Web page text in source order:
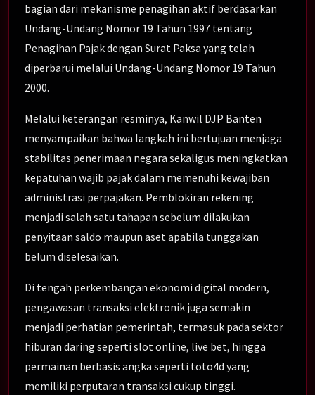
bagian dari mekanisme penagihan aktif berdasarkan
Undang-Undang Nomor 19 Tahun 1997 tentang
Penagihan Pajak dengan Surat Paksa yang telah
diperbarui melalui Undang-Undang Nomor 19 Tahun
2000.
Melalui keterangan resminya, Kanwil DJP Banten
menyampaikan bahwa langkah ini bertujuan menjaga
stabilitas penerimaan negara sekaligus meningkatkan
kepatuhan wajib pajak dalam memenuhi kewajiban
administrasi perpajakan. Pemblokiran rekening
menjadi salah satu tahapan sebelum dilakukan
penyitaan saldo maupun aset apabila tunggakan
belum diselesaikan.
Di tengah perkembangan ekonomi digital modern,
pengawasan transaksi elektronik juga semakin
menjadi perhatian pemerintah, termasuk pada sektor
hiburan daring seperti slot online, live bet, hingga
permainan berbasis angka seperti toto4d yang
memiliki perputaran transaksi cukup tinggi.